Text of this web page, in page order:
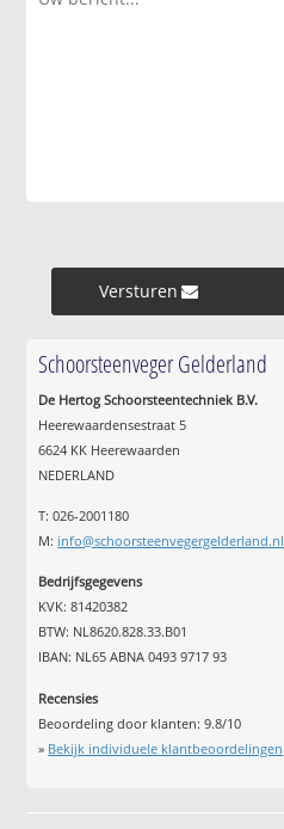
Versturen »
Schoorsteenveger Gelderland
De Hertog Schoorsteentechniek B.V.
Heerewaardensestraat 5
6624 KK Heerewaarden
NEDERLAND
T: 026-2001180
M: info@schoorsteenvegergelderland.nl
Bedrijfsgegevens
KVK: 81420382
BTW: NL8620.828.33.B01
IBAN: NL65 ABNA 0493 9717 93
Recensies
Beoordeling door klanten:9.8/10
» Bekijk individuele klantbeoordelingen